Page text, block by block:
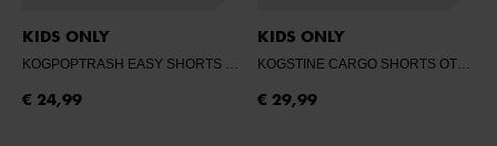
KIDS ONLY
KOGPOPTRASH EASY SHORTS NOOS - NIGHT SKY
€ 24,99
KIDS ONLY
KOGSTINE CARGO SHORTS OTW
€ 29,99